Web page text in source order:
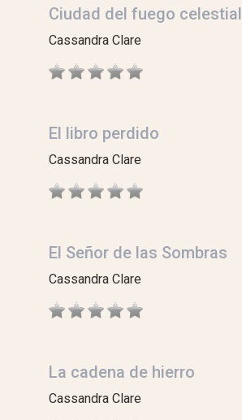
Ciudad del fuego celestial
Cassandra Clare
El libro perdido
Cassandra Clare
El Señor de las Sombras
Cassandra Clare
La cadena de hierro
Cassandra Clare